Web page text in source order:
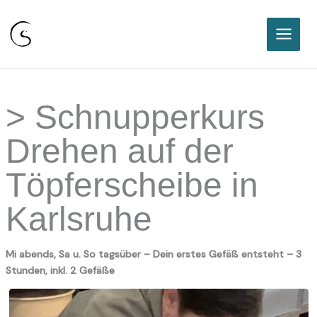
Zum
> Schnupperkurs
Drehen auf der
Töpferscheibe in
Karlsruhe
Mi abends, Sa u. So tagsüber– Dein erstes Gefäß entsteht – 3
Stunden, inkl. 2 Gefäße